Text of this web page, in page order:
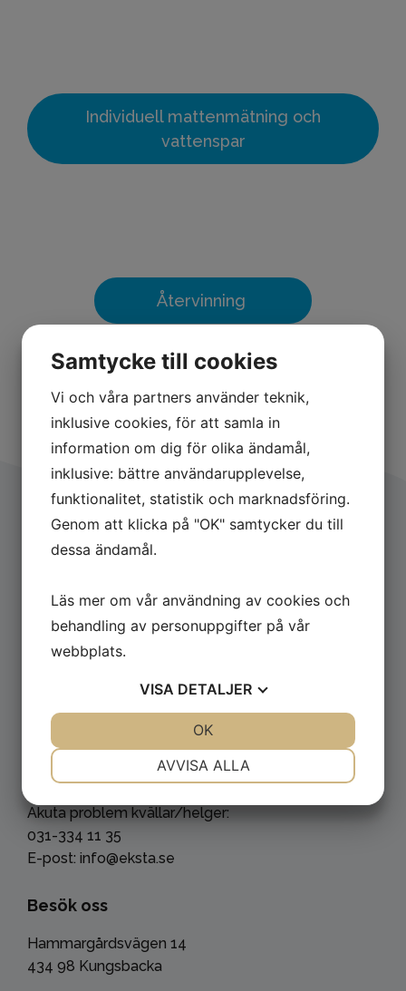
Individuell mattenmätning och
vattenspar
Återvinning
Följ det senaste hos oss
Eksta Bostads AB
434 24 Kungsbacka
Akuta problem kvällar/helger:
031-334 11 35
E-post: info@eksta.se
Besök oss
Hammargårdsvägen 14
434 98 Kungsbacka
Samtycke till cookies
Vi och våra partners använder teknik,
inklusive cookies, för att samla in
information om dig för olika ändamål,
inklusive: bättre användarupplevelse,
funktionalitet, statistik och marknadsföring.
Genom att klicka på "OK" samtycker du till
dessa ändamål.
Läs mer om vår användning av cookies och
behandling av personuppgifter på vår
webbplats.
VISA DETALJER
MARKNADSFÖRING
AVVISA ALLA
OK